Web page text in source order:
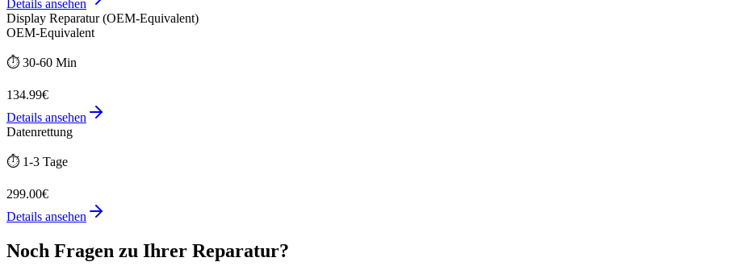
Details ansehen
Display Reparatur (OEM-Equivalent)
OEM-Equivalent
⏱️ 30-60 Min
134.99€
Details ansehen
Datenrettung
⏱️ 1-3 Tage
299.00€
Details ansehen
Noch Fragen zu Ihrer Reparatur?